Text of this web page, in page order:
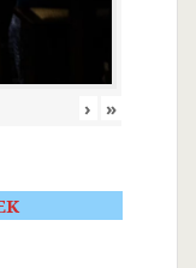
› »